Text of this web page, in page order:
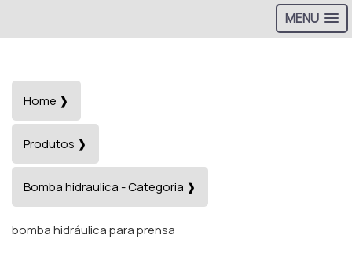
MENU
Home ❱
Produtos ❱
Bomba hidraulica - Categoria ❱
bomba hidráulica para prensa